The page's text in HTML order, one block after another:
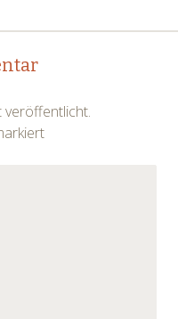
veröffentlicht.